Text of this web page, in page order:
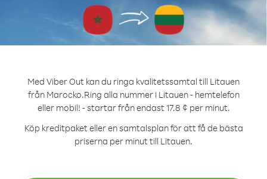
Med Viber Out kan du ringa kvalitetssamtal till Litauen
från Marocko.Ring alla nummer i Litauen - hemtelefon
eller mobil! - startar från endast 17.8 ¢ per minut.
Köp kreditpaket eller en samtalsplan för att få de bästa
priserna per minut till Litauen.